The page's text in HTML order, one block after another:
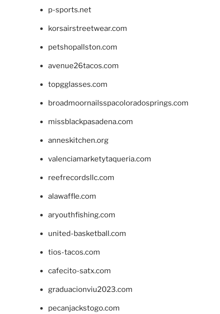
p-sports.net
korsairstreetwear.com
petshopallston.com
avenue26tacos.com
topgglasses.com
broadmoornailsspacoloradosprings.com
missblackpasadena.com
anneskitchen.org
valenciamarketytaqueria.com
reefrecordsllc.com
alawaffle.com
aryouthfishing.com
united-basketball.com
tios-tacos.com
cafecito-satx.com
graduacionviu2023.com
pecanjackstogo.com